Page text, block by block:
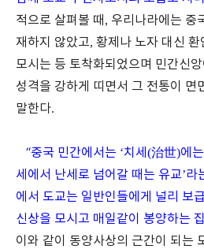
적으로 살펴볼 때 , 우리나라에는 중
재하지 않았고, 황제나 노자 대신
모시는 등 토착화되었으며 민간신
성격을 강하게 띠면서 그 전통이 면
말한다.
“중국 민간에서는 ‘치세(治世)에
세에서 난세로 넘어갈 때는 유교’라
에서 도교는 일반인들에게 널리 보
신상을 모시고 매일같이 봉양하는
이와 같이 동양사상의 근간이 되는